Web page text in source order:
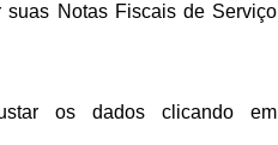
suas Notas Fiscais de Serviço
os dados clicando em